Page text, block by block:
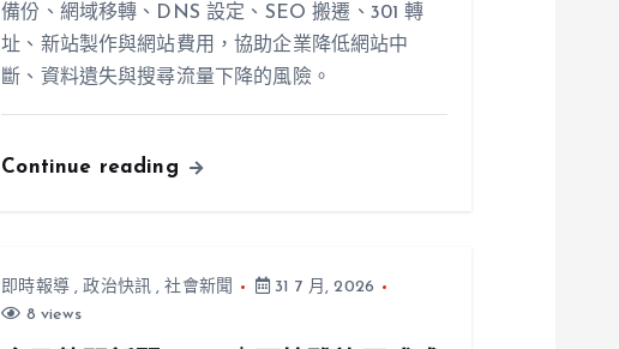
備份、網域移轉、DNS 設定、SEO 搬遷、301 轉
址、新站製作與網站費用，協助企業降低網站中
斷、資料遺失與搜尋流量下降的風險。
Continue reading
即時報導,政治快訊,社會新聞
31 7 月, 2026
8 views